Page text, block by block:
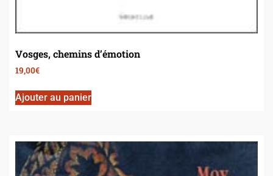
Vosges, chemins d’émotion
19,00€
Ajouter au panier